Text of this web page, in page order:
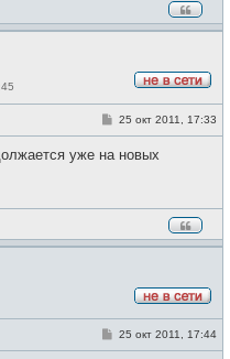
е
в
с
С
б
и
25 окт 2011, 17:33
уже на новых
в
с
С25 окт 2011, 17:44